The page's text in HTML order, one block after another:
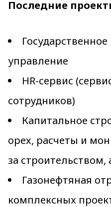
Последние
управление
HR-сервис
сотрудников)
Капитальное
opex, расчеты и
за
Газонефтяная
комплексных